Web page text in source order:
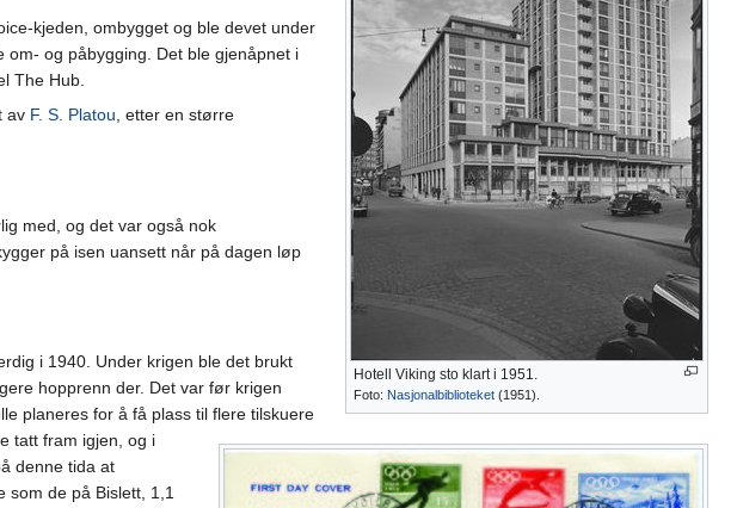
Hotell Viking sto klart i 1951.
Foto: Nasjonalbiblioteket (1951).
kjeden, ombygget og ble devet under
om- og påbygging. Det ble gjenåpnet i
The Hub.
av F. S. Platou, etter en større
med, og det var også nok
på isen uansett når på dagen løp
i 1940. Under krigen ble det brukt
hopprenn der. Det var før krigen
planeres for å få plass til flere tilskuere
tatt fram igjen, og i
denne tida at
som de på Bislett, 1,1